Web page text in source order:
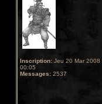
Inscription: Jeu 20 Mar 2008
00:05
Messages: 2537